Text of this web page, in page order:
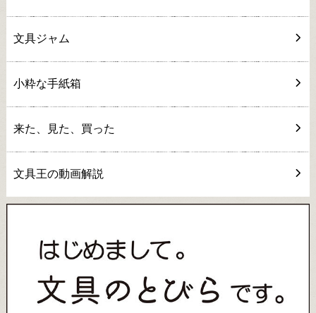
文具ジャム
小粋な手紙箱
来た、見た、買った
文具王の動画解説